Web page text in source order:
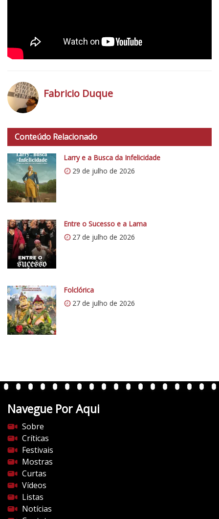
t
p
s
:
/
/
0
.
w
p
.
c
o
m
/
v
n
e
s
d
o
c
i
n
e
m
Fabricio Duque
Conteúdo Relacionado
Larry e a Busca da Infelicidade
29 de julho de 2026
Entre o Sucesso e a Lama
27 de julho de 2026
Folclórica
27 de julho de 2026
Navegue Por Aqui
Sobre
Críticas
Festivais
Mostras
Curtas
Vídeos
Listas
Notícias